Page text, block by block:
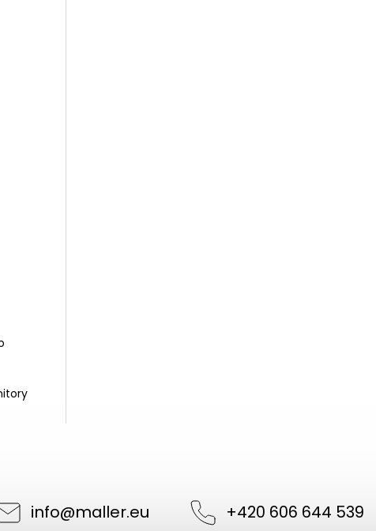
info@maller.eu +420 606 644 539